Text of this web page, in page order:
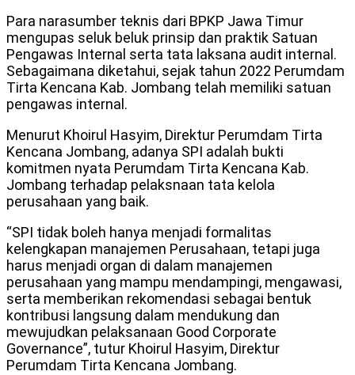
Para narasumber teknis dari BPKP Jawa Timur
mengupas seluk beluk prinsip dan praktik Satuan
Pengawas Internal serta tata laksana audit internal.
Sebagaimana diketahui, sejak tahun 2022 Perumdam
Tirta Kencana Kab. Jombang telah memiliki satuan
pengawas internal.
Menurut Khoirul Hasyim, Direktur Perumdam Tirta
Kencana Jombang, adanya SPI adalah bukti
komitmen nyata Perumdam Tirta Kencana Kab.
Jombang terhadap pelaksnaan tata kelola
perusahaan yang baik.
“SPI tidak boleh hanya menjadi formalitas
kelengkapan manajemen Perusahaan, tetapi juga
harus menjadi organ di dalam manajemen
perusahaan yang mampu mendampingi, mengawasi,
serta memberikan rekomendasi sebagai bentuk
kontribusi langsung dalam mendukung dan
mewujudkan pelaksanaan Good Corporate
Governance”, tutur Khoirul Hasyim, Direktur
Perumdam Tirta Kencana Jombang.